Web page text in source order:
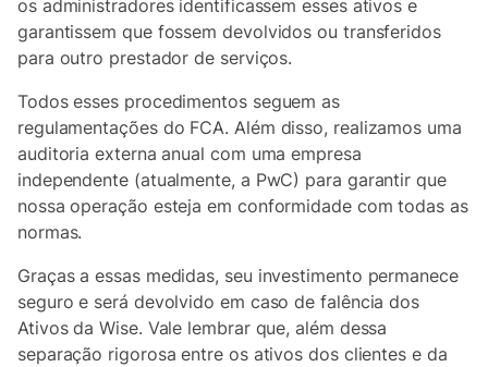
os administradores identificassem esses ativos e
garantissem que fossem devolvidos ou transferidos
para outro prestador de serviços.
Todos esses procedimentos seguem as
regulamentações do FCA. Além disso, realizamos uma
auditoria externa anual com uma empresa
independente (atualmente, a PwC) para garantir que
nossa operação esteja em conformidade com todas as
normas.
Graças a essas medidas, seu investimento permanece
seguro e será devolvido em caso de falência dos
Ativos da Wise. Vale lembrar que, além dessa
separação rigorosa entre os ativos dos clientes e da